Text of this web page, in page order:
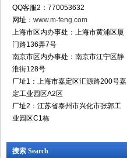
QQ客服2：770053632
网址： www.m-feng.com
上海市区内办事处：上海市黄浦区厦
门路136弄7号
南京市区内办事处：南京市江宁区静
淮街128号
厂址1：上海市嘉定区汇源路200号嘉
定工业园区A2区
厂址2：江苏省泰州市兴化市张郭工
业园区C1栋
搜索 Search